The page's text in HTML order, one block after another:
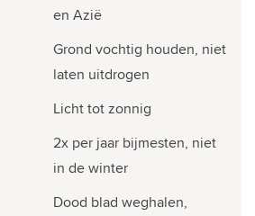
en Azië
Grond vochtig houden, niet
laten uitdrogen
Licht tot zonnig
2x per jaar bijmesten, niet
in de winter
Dood blad weghalen,